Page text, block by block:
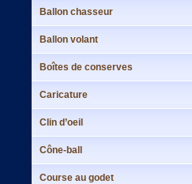
Ballon chasseur
Ballon volant
Boîtes de conserves
Caricature
Clin d’oeil
Cône-ball
Course au godet